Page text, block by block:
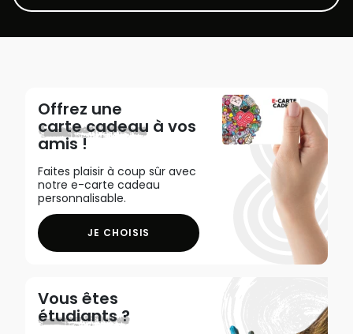
Offrez une
carte cadeau à vos
amis !
Faites plaisir à coup sûr avec
notre e-carte cadeau
personnalisable.
JE CHOISIS
Vous êtes
étudiants ?